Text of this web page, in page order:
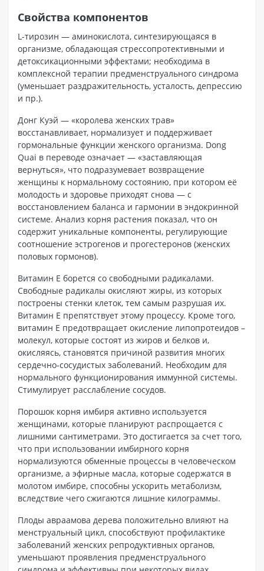
Свойства компонентов
L-тирозин — аминокислота, синтезирующаяся в
организме, обладающая стрессопротективными и
детоксикационными эффектами; необходима в
комплексной терапии предменструального синдрома
(уменьшает раздражительность, усталость, депрессию
и пр.).
Донг Куэй — «королева женских трав»
восстанавливает, нормализует и поддерживает
гормональные функции женского организма. Dong
Quai в переводе означает — «заставляющая
вернуться», что подразумевает возвращение
женщины к нормальному состоянию, при котором её
молодость и здоровье приходят снова — с
восстановлением баланса и гармонии в эндокринной
системе. Анализ корня растения показал, что он
содержит уникальные компоненты, регулирующие
соотношение эстрогенов и прогестеронов (женских
половых гормонов).
Витамин Е борется со свободными радикалами.
Свободные радикалы окисляют жиры, из которых
построены стенки клеток, тем самым разрушая их.
Витамин Е препятствует этому процессу. Кроме того,
витамин Е предотвращает окисление липопротеидов –
молекул, которые состоят из жиров и белков и,
окисляясь, становятся причиной развития многих
сердечно-сосудистых заболеваний. Необходим для
нормального функционирования иммунной системы.
Стимулирует расслабление сосудов.
Порошок корня имбиря активно используется
женщинами, которые планируют распрощается с
лишними сантиметрами. Это достигается за счет того,
что при использовании имбирного корня
нормализуются обменные процессы в человеческом
организме, а эфирные масла, которые содержатся в
молотом имбире, способны ускорить метаболизм,
вследствие чего сжигаются лишние килограммы.
Плоды авраамова дерева положительно влияют на
менструальный цикл, способствуют профилактике
заболеваний женских репродуктивных органов,
уменьшают проявления предменструального